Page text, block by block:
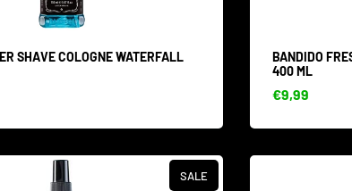
SHAVE COLOGNE WATERFALL
BANDIDO
400 ML
€9,99
SALE